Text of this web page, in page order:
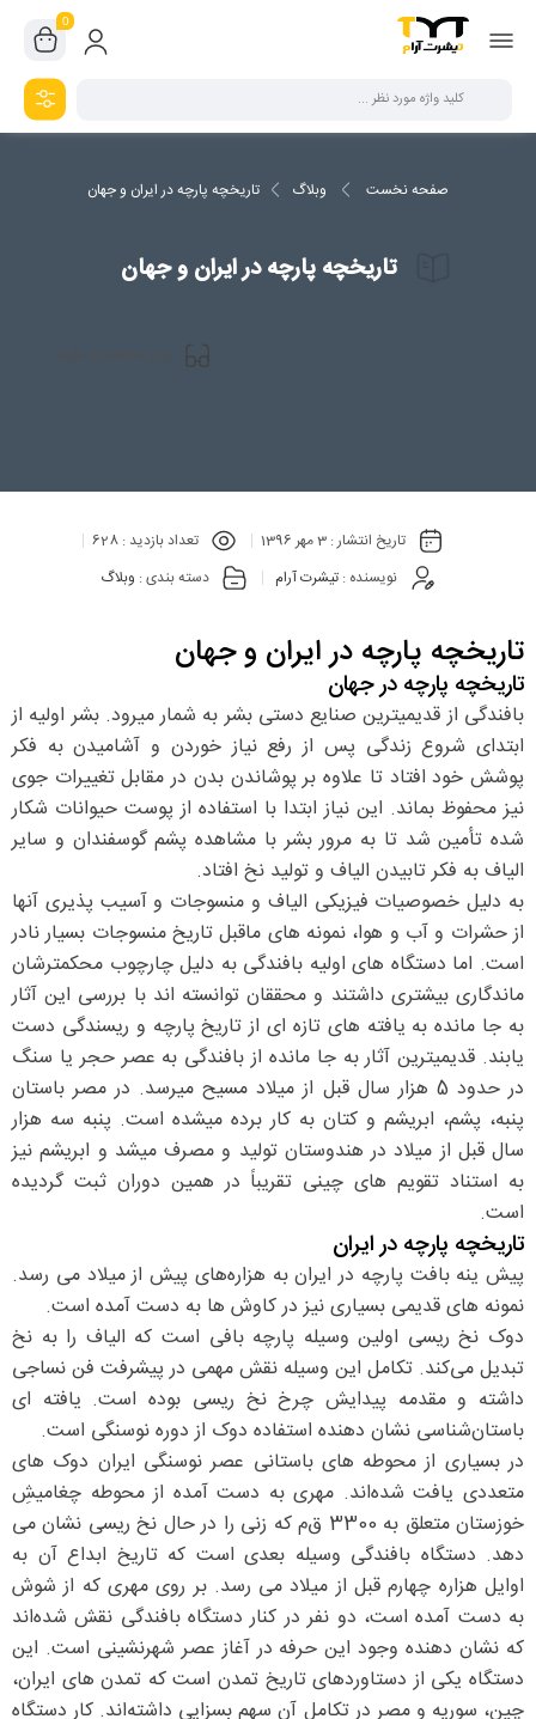
0
صفحه نخست وبلاگ تاریخچه پارچه در ایران و جهان
تاریخچه پارچه در ایران و جهان
تاریخ انتشار : 3 مهر 1396 تعداد بازدید : 628
نویسنده : تیشرت آرام دسته بندی : وبلاگ
تاریخچه پارچه در ایران و جهان
تاریخچه پارچه در جهان
بافندگی از قدیمیترین صنایع دستی بشر به شمار میرود. بشر اولیه از
ابتدای شروع زندگی پس از رفع نیاز خوردن و آشامیدن به فکر
پوشش خود افتاد تا علاوه بر پوشاندن بدن در مقابل تغییرات جوی
نیز محفوظ بماند. این نیاز ابتدا با استفاده از پوست حیوانات شکار
شده تأمین شد تا به مرور بشر با مشاهده پشم گوسفندان و سایر
الیاف به فکر تابیدن الیاف و تولید نخ افتاد.
به دلیل خصوصیات فیزیکی الیاف و منسوجات و آسیب پذیری آنها
از حشرات و آب و هوا، نمونه های ماقبل تاریخ منسوجات بسیار نادر
است. اما دستگاه های اولیه بافندگی به دلیل چارچوب محکمترشان
ماندگاری بیشتری داشتند و محققان توانسته اند با بررسی این آثار
به جا مانده به یافته های تازه ای از تاریخ پارچه و ریسندگی دست
یابند. قدیمیترین آثار به جا مانده از بافندگی به عصر حجر یا سنگ
در حدود 5 هزار سال قبل از میلاد مسیح میرسد. در مصر باستان
پنبه، پشم، ابریشم و کتان به کار برده میشده است. پنبه سه هزار
سال قبل از میلاد در هندوستان تولید و مصرف میشد و ابریشم نیز
به استناد تقویم های چینی تقریباً در همین دوران ثبت گردیده
است.
تاریخچه پارچه در ایران
پیش ینه بافت پارچه در ایران به هزار‌ه‌های پیش از میلاد می رسد.
نمونه های قدیمی بسیاری نیز در کاوش ها به دست آمده است.
دوک نخ ریسی اولین وسیله پارچه بافی است که الیاف را به نخ
تبدیل می‌کند. تکامل این وسیله نقش مهمی در پیشرفت فن نساجی
داشته و مقدمه پیدایش چرخ نخ ریسی بوده است. یافته‌ ای
باستان‌شناسی نشان دهنده استفاده دوک از دوره نوسنگی است.
در بسیاری از محوطه های باستانی عصر نوسنگی ایران دوک های
متعددی یافت شده‌اند. مهری به دست آمده از محوطه چغامیشِ
خوزستان متعلق به 3300 ق‌م که زنی را در حال نخ ریسی نشان می
دهد. دستگاه بافندگی وسیله بعدی است که تاریخ ابداع آن به
اوایل هزاره چهارم قبل از میلاد می رسد. بر روی مهری که از شوش
به دست آمده است، دو نفر در کنار دستگاه بافندگی نقش شده‌اند
که نشان دهنده وجود این حرفه در آغاز عصر شهرنشینی است. این
دستگاه یکی از دستاوردهای تاریخ تمدن است که تمدن های ایران،
چین، سوریه و مصر در تکامل آن سهم بسزایی داشته‌اند. کار دستگاه